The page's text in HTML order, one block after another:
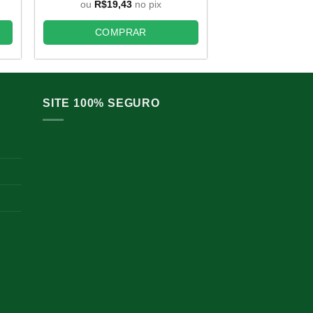
era:
R$34,45.
é:
R$21,59.
ou R$19,43 no pix
COMPRAR
SITE 100% SEGURO